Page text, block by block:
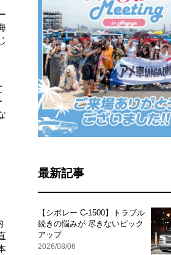
最新記事
【シボレー C-1500】トラブル
続きの悩みが 尽きないピック
アップ
2026/08/06